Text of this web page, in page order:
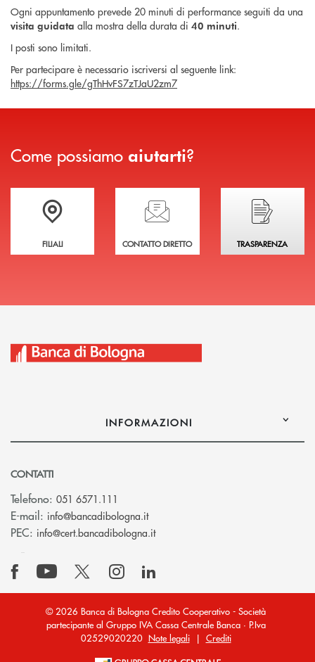
Ogni appuntamento prevede 20 minuti di performance seguiti da una
visita guidata alla mostra della durata di 40 minuti.
I posti sono limitati.
Per partecipare è necessario iscriversi al seguente link:
https://forms.gle/gThHvFS7zTJaU2zm7
Come possiamo aiutarti?
Trova la filiale più vicina a te
FILIALI
Hai bisogno di assistenza immediata?
CONTATTO DIRETTO
Hai bisogno di
TRASPARENZA
INFORMAZIONI
CONTATTI
Telefono: 051 6571.111
E-mail: info@bancadibologna.it(si apre l’app di posta elettronica)
PEC: info@cert.bancadibologna.it(si apre l’app di posta
© 2026 Banca di Bologna Credito Cooperativo - Società
partecipante al Gruppo IVA Cassa Centrale Banca · P.Iva
02529020220 Note legali| Crediti